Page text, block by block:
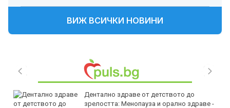
ВИЖ ВСИЧКИ НОВИНИ
Дентално здраве от детството до
зрелостта: Менопауза и орално здраве -